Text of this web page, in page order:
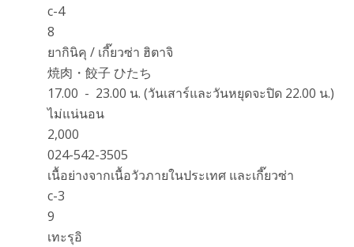
c-4
8
ยากินิคุ / เกี๊ยวซ่า ฮิตาจิ
焼肉・餃子 ひたち
17.00 - 23.00 น. (วันเสาร์และวันหยุดจะปิด 22.00 น.)
ไม่แน่นอน
2,000
024-542-3505
เนื้อย่างจากเนื้อวัวภายในประเทศ และเกี๊ยวซ่า
c-3
9
เทะรุอิ